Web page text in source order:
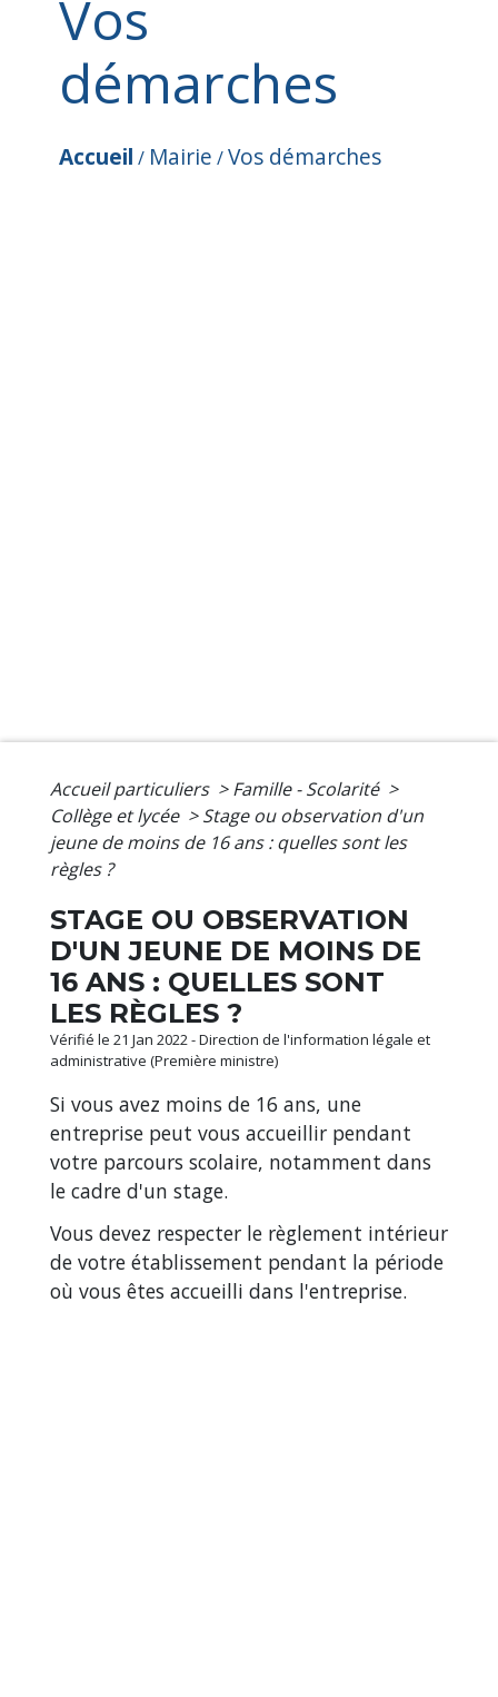
Vos
démarches
Accueil / Mairie /Vos démarches
Accueil particuliers > Famille - Scolarité >
Collège et lycée > Stage ou observation d'un
jeune de moins de 16 ans : quelles sont les
règles ?
STAGE OU OBSERVATION
D'UN JEUNE DE MOINS DE
16 ANS : QUELLES SONT
LES RÈGLES ?
Vérifié le 21 Jan 2022 - Direction de l'information légale et
administrative (Première ministre)
Si vous avez moins de 16 ans, une
entreprise peut vous accueillir pendant
votre parcours scolaire, notamment dans
le cadre d'un stage.
Vous devez respecter le règlement intérieur
de votre établissement pendant la période
où vous êtes accueilli dans l'entreprise.